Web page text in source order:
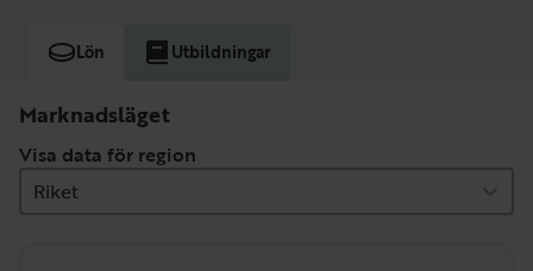
Lön Utbildningar
Marknadsläget
Visa data för region
Riket